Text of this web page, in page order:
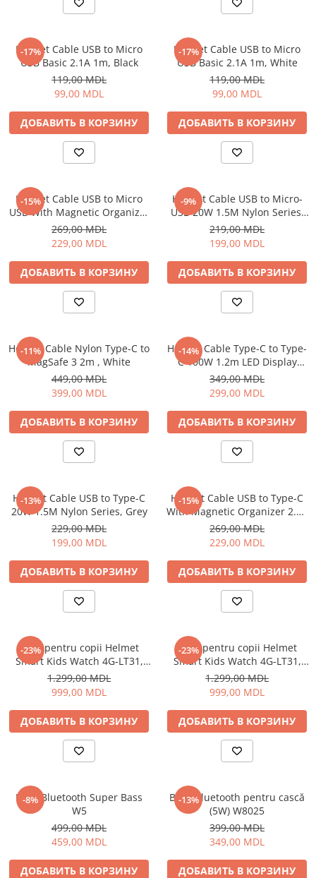
Электрические печи
Электрочайники
Личный уход
Машинки для стрижки
Плойки и утюжки
Фен щетки для волос
Фены для волос
ирригаторы
Электробритвы
Уход за домом
Окон
Паровые очистители
Портативные пылесосы
Роботы пылесосы
Уход за одеждой
Отпариватель для одежды
Проекторы
Телевизоры
Аудио
FM модуляторы
Микрофоны
Портативное радио
Портативные колонки
Проводные колонки
Умные колонки
Гейминг
Аксессуары и Игровые Товары
Игровые консоли
Игры для консолей и ПК
Сетевое оборудование
Wi-Fi роутеры
-17%
Helmet Cable USB to Micro
USB Basic 2.1A 1m, Black
119,00 MDL
99,00 MDL
ДОБАВИТЬ В КОРЗИНУ
-17%
Helmet Cable USB to Micro
USB Basic 2.1A 1m, White
119,00 MDL
99,00 MDL
ДОБАВИТЬ В КОРЗИНУ
-15%
Helmet Cable USB to Micro
USB With Magnetic Organizer
1m, White
269,00 MDL
229,00 MDL
ДОБАВИТЬ В КОРЗИНУ
-9%
Helmet Cable USB to Micro-
USB 20W 1.5M Nylon Series,
Grey
219,00 MDL
199,00 MDL
ДОБАВИТЬ В КОРЗИНУ
-11%
Helmet Cable Nylon Type-C to
MagSafe 3 2m , White
449,00 MDL
399,00 MDL
ДОБАВИТЬ В КОРЗИНУ
-14%
Helmet Cable Type-C to Type-
C 100W 1.2m LED Display
Series, Black
349,00 MDL
299,00 MDL
ДОБАВИТЬ В КОРЗИНУ
-13%
Helmet Cable USB to Type-C
20W 1.5M Nylon Series, Grey
229,00 MDL
199,00 MDL
ДОБАВИТЬ В КОРЗИНУ
-15%
Helmet Cable USB to Type-C
With Magnetic Organizer 2.1A
1m, White
269,00 MDL
229,00 MDL
ДОБАВИТЬ В КОРЗИНУ
-23%
Ceas pentru copii Helmet
Smart Kids Watch 4G-LT31,
Black
1.299,00 MDL
999,00 MDL
ДОБАВИТЬ В КОРЗИНУ
-23%
Ceas pentru copii Helmet
Smart Kids Watch 4G-LT31,
Blue
1.299,00 MDL
999,00 MDL
ДОБАВИТЬ В КОРЗИНУ
-8%
Boxă Bluetooth Super Bass
W5
499,00 MDL
459,00 MDL
ДОБАВИТЬ В КОРЗИНУ
-13%
Boxă Bluetooth pentru cască
(5W) W8025
399,00 MDL
349,00 MDL
ДОБАВИТЬ В КОРЗИНУ